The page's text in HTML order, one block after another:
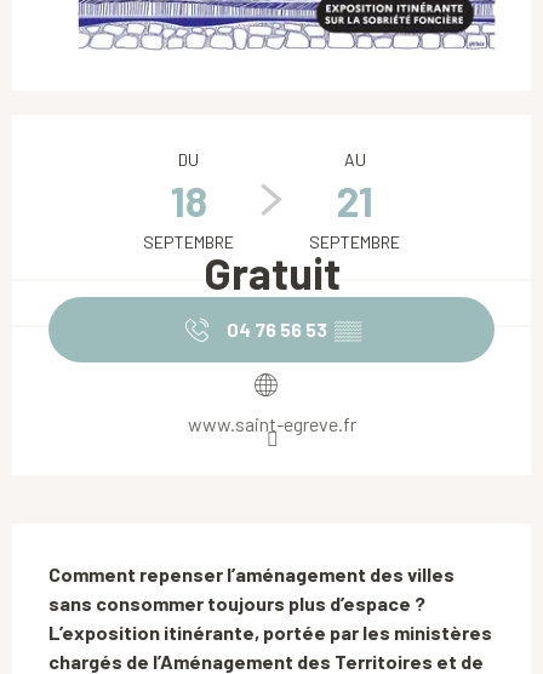
DU
18
SEPTEMBRE
AU
21
SEPTEMBRE
Gratuit
04 76 56 53 ▒▒
www.saint-egreve.fr
Comment repenser l’aménagement des villes
sans consommer toujours plus d’espace ?
L’exposition itinérante, portée par les ministères
chargés de l’Aménagement des Territoires et de